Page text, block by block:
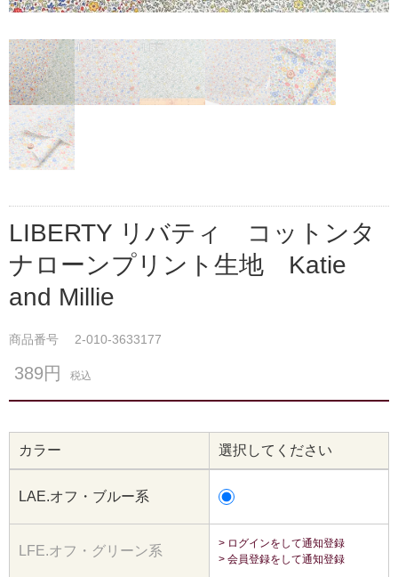
LIBERTY リバティ コットンタ
ナローンプリント生地 Katie
and Millie
商品番号 2-010-3633177
389円 税込
カラー 選択してください
LAE.オフ・ブルー系
LFE.オフ・グリーン系
> ログインをして通知登録
> 会員登録をして通知登録